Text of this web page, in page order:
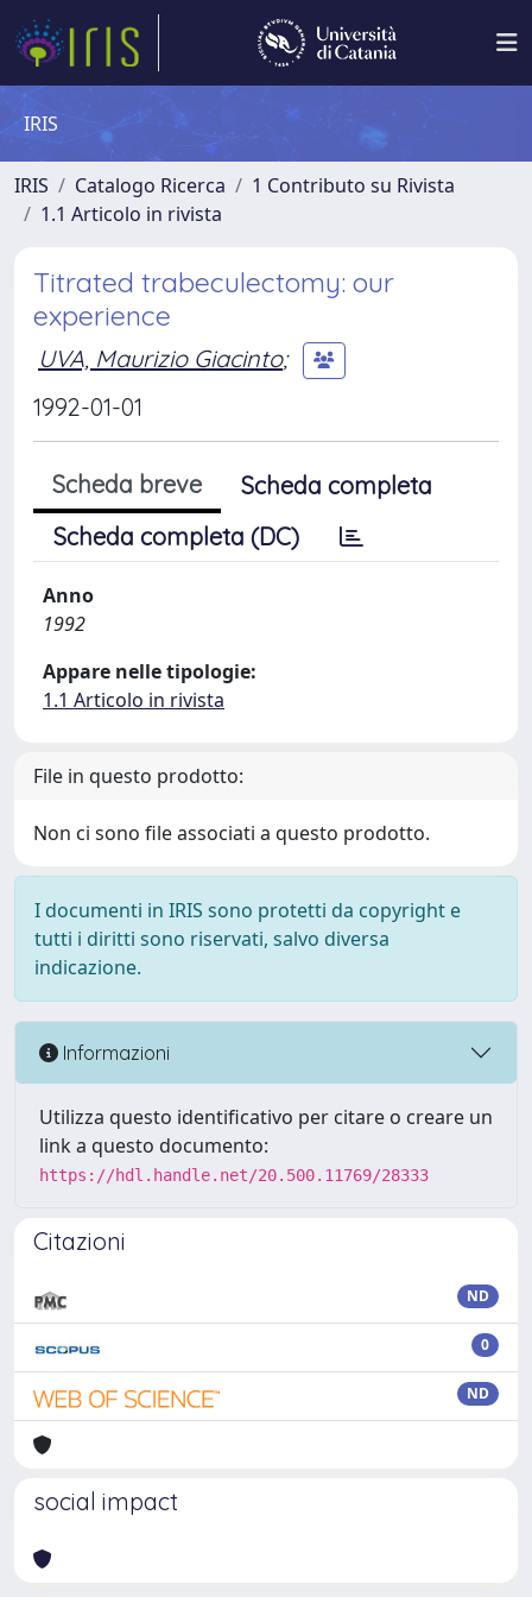
IRIS
IRIS Catalogo Ricerca
1 Contributo su Rivista
1.1 Articolo in rivista
Titrated trabeculectomy: our
experience
UVA, Maurizio Giacinto;
1992-01-01
Scheda breve
Scheda completa
Scheda completa (DC)
Anno
1992
Appare nelle tipologie:
1.1 Articolo in rivista
File in questo prodotto:
Non ci sono file associati a questo prodotto.
I documenti in IRIS sono protetti da copyright e
tutti i diritti sono riservati, salvo diversa
indicazione.
Informazioni
Utilizza questo identificativo per citare o creare un
link a questo documento:
https://hdl.handle.net/20.500.11769/28333
Citazioni
ND
0
ND
social impact